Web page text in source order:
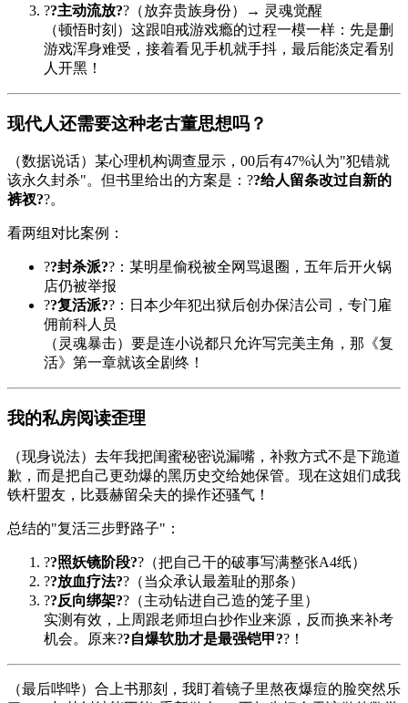
??主动流放??（放弃贵族身份）→ 灵魂觉醒
（顿悟时刻）这跟咱戒游戏瘾的过程一模一样：先是删
游戏浑身难受，接着看见手机就手抖，最后能淡定看别
人开黑！
现代人还需要这种老古董思想吗？
（数据说话）某心理机构调查显示，00后有47%认为"犯错就
该永久封杀"。但书里给出的方案是：??给人留条改过自新的
裤衩??。
看两组对比案例：
??封杀派??：某明星偷税被全网骂退圈，五年后开火锅
店仍被举报
??复活派??：日本少年犯出狱后创办保洁公司，专门雇
佣前科人员
（灵魂暴击）要是连小说都只允许写完美主角，那《复
活》第一章就该全剧终！
我的私房阅读歪理
（现身说法）去年我把闺蜜秘密说漏嘴，补救方式不是下跪道
歉，而是把自己更劲爆的黑历史交给她保管。现在这姐们成我
铁杆盟友，比聂赫留朵夫的操作还骚气！
总结的"复活三步野路子"：
??照妖镜阶段??（把自己干的破事写满整张A4纸）
??放血疗法??（当众承认最羞耻的那条）
??反向绑架??（主动钻进自己造的笼子里）
实测有效，上周跟老师坦白抄作业来源，反而换来补考
机会。原来??自爆软肋才是最强铠甲??！
（最后哔哔）合上书那刻，我盯着镜子里熬夜爆痘的脸突然乐